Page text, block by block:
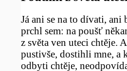
Já ani se na to dívati, ani
prchl sem: na poušť
z světa ven uteci chtěje.
pustivše, dostihli mne, a
odbyti chtěje,